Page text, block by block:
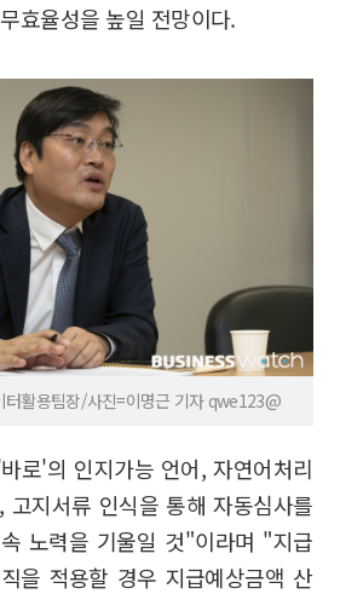
효율성을 높일 전망이다.
터활용팀장/사진=이명근 기자 qwe123@
로'의 인지가능 언어, 자연어처리
고지서류 인식을 통해 자동심사를
노력을 기울일 것"이라며 "지급
을 적용할 경우 지급예상금액 산